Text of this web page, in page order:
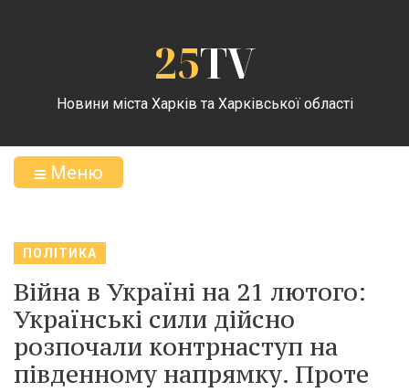
25TV
Новини міста Харків та Харківської області
Меню
ПОЛІТИКА
Війна в Україні на 21 лютого:
Українські сили дійсно
розпочали контрнаступ на
південному напрямку. Проте